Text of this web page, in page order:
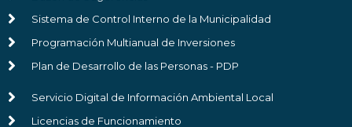
Sistema de Control Interno de la Municipalidad
Programación Multianual de Inversiones
Plan de Desarrollo de las Personas - PDP
Servicio Digital de Información Ambiental Local
Licencias de Funcionamiento